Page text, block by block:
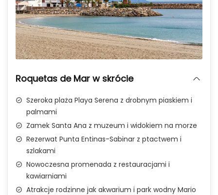
Zdjęcie 1 z 1
Roquetas de Mar w skrócie
Szeroka plaża Playa Serena z drobnym piaskiem i
palmami
Zamek Santa Ana z muzeum i widokiem na morze
Rezerwat Punta Entinas-Sabinar z ptactwem i
szlakami
Nowoczesna promenada z restauracjami i
kawiarniami
Atrakcje rodzinne jak akwarium i park wodny Mario